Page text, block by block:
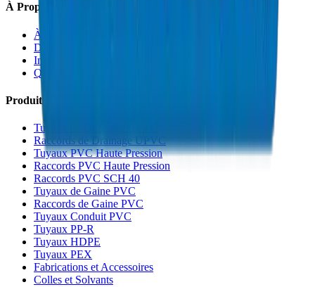
À Propos de Crown
À Propos
Durabilité
Innovation
Qualité et Certifications
Produits
Tuyaux de Drainage UPVC
Raccords de Drainage UPVC
Tuyaux PVC Haute Pression
Raccords PVC Haute Pression
Raccords PVC SCH 40
Tuyaux de Gaine PVC
Raccords de Gaine PVC
Tuyaux Conduit PVC
Tuyaux PP-R
Tuyaux HDPE
Tuyaux PEX
Fabrications et Accessoires
Colles et Solvants